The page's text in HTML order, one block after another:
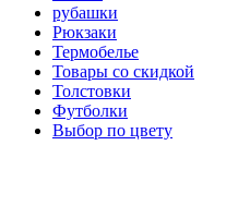
рубашки
Рюкзаки
Термобелье
Товары со скидкой
Толстовки
Футболки
Выбор по цвету